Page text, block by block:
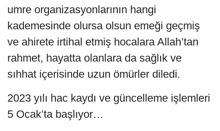
umre organizasyonlarının hangi
kademesinde olursa olsun emeği geçmiş
ve ahirete irtihal etmiş hocalara Allah’tan
rahmet, hayatta olanlara da sağlık ve
sıhhat içerisinde uzun ömürler diledi.
2023 yılı hac kaydı ve güncelleme işlemleri
5 Ocak’ta başlıyor…